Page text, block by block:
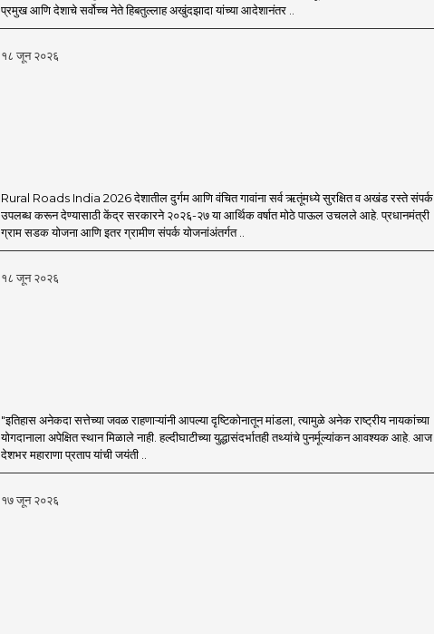
प्रमुख आणि देशाचे सर्वोच्च नेते हिबतुल्लाह अखुंदझादा यांच्या आदेशानंतर ..
१८ जून २०२६
Rural Roads India 2026 देशातील दुर्गम आणि वंचित गावांना सर्व ऋतूंमध्ये सुरक्षित व अखंड रस्ते संपर्क
उपलब्ध करून देण्यासाठी केंद्र सरकारने २०२६-२७ या आर्थिक वर्षात मोठे पाऊल उचलले आहे. प्रधानमंत्री
ग्राम सडक योजना आणि इतर ग्रामीण संपर्क योजनांअंतर्गत ..
१८ जून २०२६
"इतिहास अनेकदा सत्तेच्या जवळ राहणाऱ्यांनी आपल्या दृष्टिकोनातून मांडला, त्यामुळे अनेक राष्ट्रीय नायकांच्या
योगदानाला अपेक्षित स्थान मिळाले नाही. हल्दीघाटीच्या युद्धासंदर्भातही तथ्यांचे पुनर्मूल्यांकन आवश्यक आहे. आज
देशभर महाराणा प्रताप यांची जयंती ..
१७ जून २०२६